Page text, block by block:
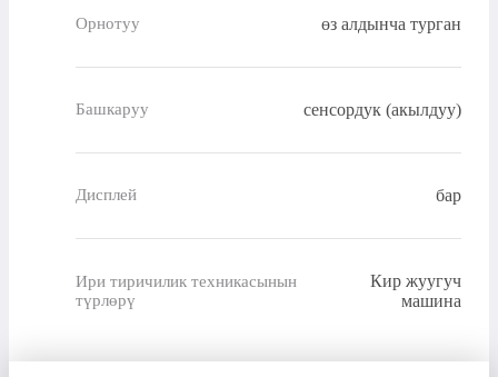
Орнотуу өз алдынча турган
Башкаруу сенсордук (акылдуу)
Дисплей бар
Ири тиричилик техникасынын
түрлөрү
Кир жуугуч
машина